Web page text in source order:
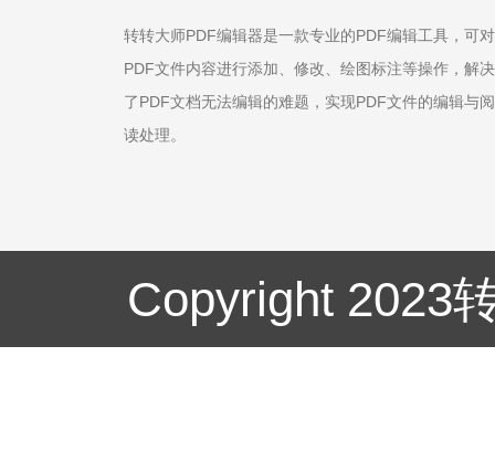
转转大师PDF编辑器是一款专业的PDF编辑工具，可对
PDF文件内容进行添加、修改、绘图标注等操作，解决
了PDF文档无法编辑的难题，实现PDF文件的编辑与阅
读处理。
Copyright 2023